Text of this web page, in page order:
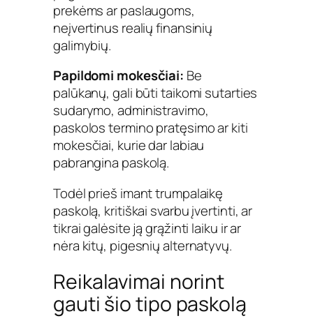
prekėms ar paslaugoms,
neįvertinus realių finansinių
galimybių.
Papildomi mokesčiai: Be
palūkanų, gali būti taikomi sutarties
sudarymo, administravimo,
paskolos termino pratęsimo ar kiti
mokesčiai, kurie dar labiau
pabrangina paskolą.
Todėl prieš imant trumpalaikę
paskolą, kritiškai svarbu įvertinti, ar
tikrai galėsite ją grąžinti laiku ir ar
nėra kitų, pigesnių alternatyvų.
Reikalavimai norint
gauti šio tipo paskolą